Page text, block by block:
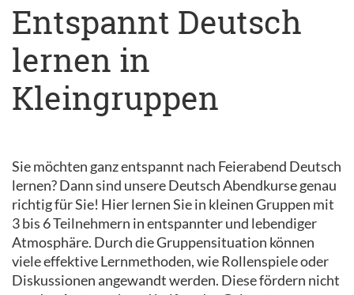
Entspannt Deutsch
lernen in
Kleingruppen
Sie möchten ganz entspannt nach Feierabend Deutsch
lernen? Dann sind unsere Deutsch Abendkurse genau
richtig für Sie! Hier lernen Sie in kleinen Gruppen mit
3 bis 6 Teilnehmern in entspannter und lebendiger
Atmosphäre. Durch die Gruppensituation können
viele effektive Lernmethoden, wie Rollenspiele oder
Diskussionen angewandt werden. Diese fördern nicht